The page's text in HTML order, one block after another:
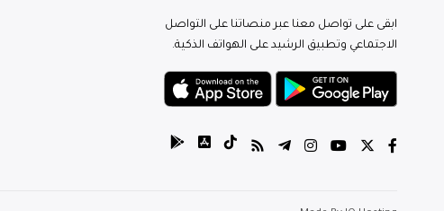
ابقى على تواصل معنا عبر منصاتنا على التواصل
الاجتماعي وتطبيق الرشيد على الهواتف الذكية.